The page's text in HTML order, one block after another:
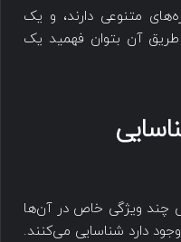
متنوعی دارند، و یک
آن بتوان فهمید یک
چند ویژگی خاص در آن‌ها
دارد شناسایی می‌کنند.